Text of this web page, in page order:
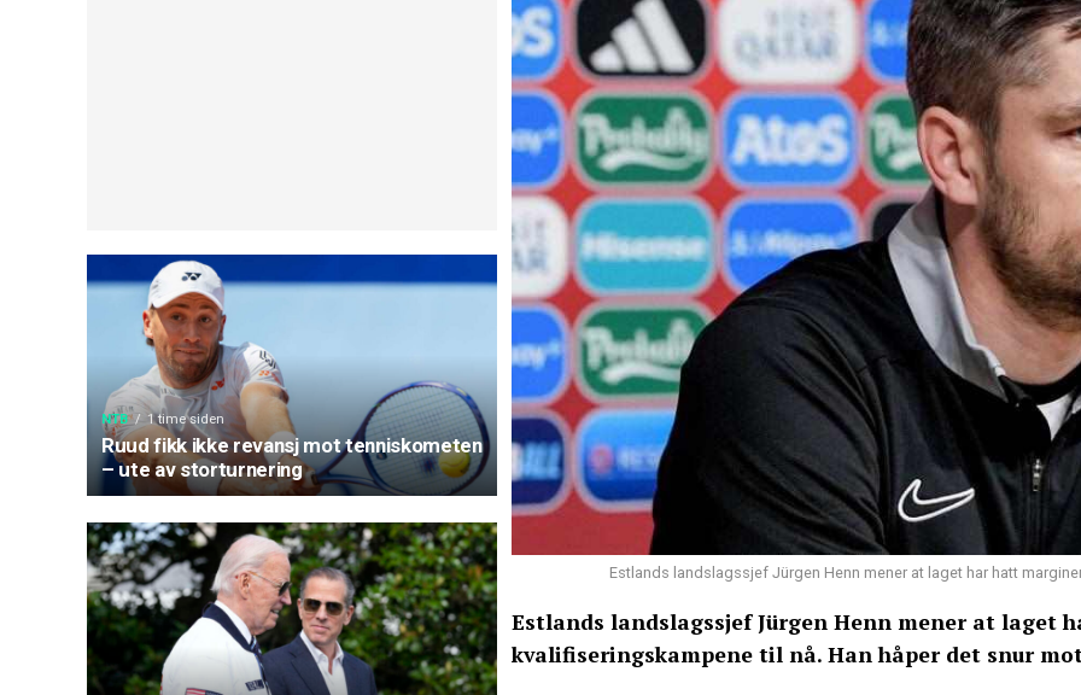
NTB 1 time siden
Ruud fikk ikke revansj mot tenniskometen
– ute av storturnering
Estlands landslagssjef Jürgen Henn mener at laget har hatt
Estlands landslagssjef Jürgen Henn mener at laget
kvalifiseringskampene til nå. Han håper det snur